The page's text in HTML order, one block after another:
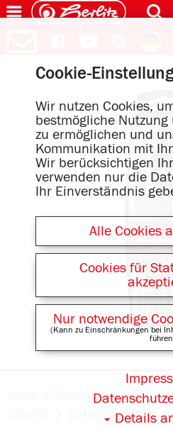
Produktkatalog
Zirkel,
Cookie-
Wir nutzen Cookies,
bestmögliche Nutzung
zu ermöglichen und
Kommunikation mit
Wir berücksichtigen
verwenden nur die
Ihr Einverständnis
Alle Cookies
Cookies für
Nur notwendige
(Kann zu Einschränkungen bei
Details